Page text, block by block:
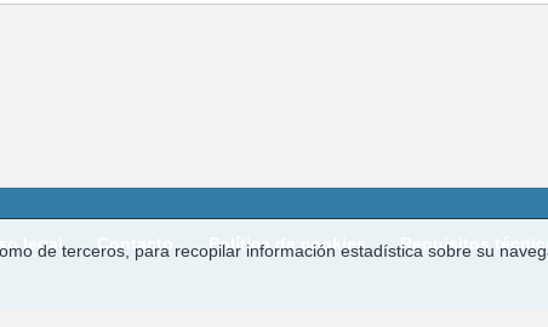
de terceros, para recopilar información estadística sobre su
legal Política de cookies Requisitos